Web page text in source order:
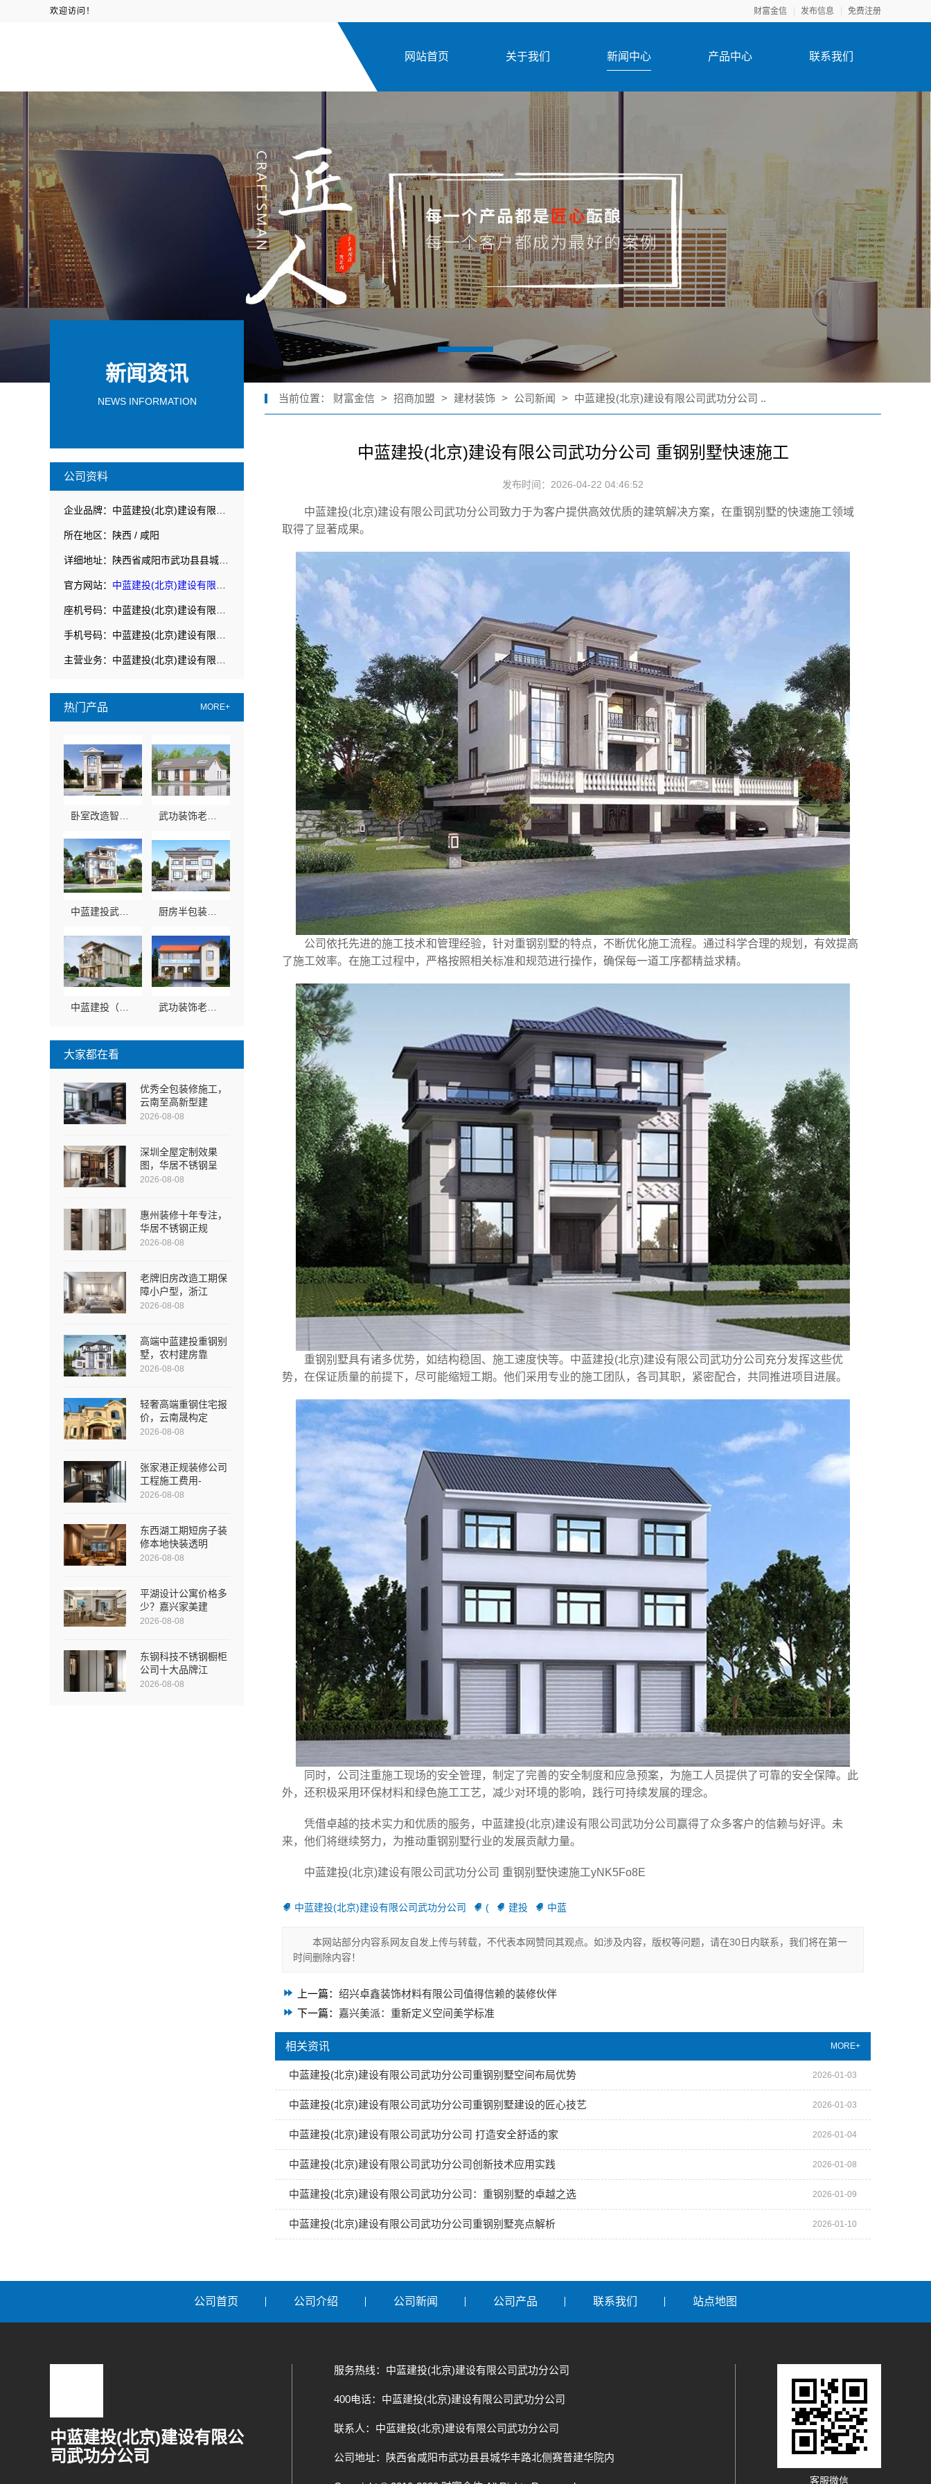
欢迎访问！ 财富金信 发布信息 免费注册
网站首页 关于我们 新闻中心 产品中心 联系我们
新闻资讯
NEWS INFORMATION
公司资料
所在地区：陕西 / 咸阳
官方网站： 中蓝建投(北京)建设有限公司武功分公司
热门产品 MORE+
大家都在看
优秀全包装修施工，
云南至高新型建
2026-08-08
深圳全屋定制效果
图，华居不锈钢呈
2026-08-08
惠州装修十年专注，
华居不锈钢正规
2026-08-08
老牌旧房改造工期保
障小户型，浙江
2026-08-08
高端中蓝建投重钢别
墅，农村建房靠
2026-08-08
轻奢高端重钢住宅报
价，云南晟构定
2026-08-08
张家港正规装修公司
工程施工费用-
2026-08-08
东西湖工期短房子装
修本地快装透明
2026-08-08
平湖设计公寓价格多
少？嘉兴家美建
2026-08-08
东钢科技不锈钢橱柜
公司十大品牌江
2026-08-08
当前位置： 财富金信 > 招商加盟 > 建材装饰 > 公司新闻 > 中蓝建投(北京)建设有限公司武功分公司 ..
中蓝建投(北京)建设有限公司武功分公司 重钢别墅快速施工
发布时间：2026-04-22 04:46:52
中蓝建投(北京)建设有限公司武功分公司致力于为客户提供高效优质的建筑解决方案，在重钢别墅的快速施工领域
取得了显著成果。
公司依托先进的施工技术和管理经验，针对重钢别墅的特点，不断优化施工流程。通过科学合理的规划，有效提高
了施工效率。在施工过程中，严格按照相关标准和规范进行操作，确保每一道工序都精益求精。
重钢别墅具有诸多优势，如结构稳固、施工速度快等。中蓝建投(北京)建设有限公司武功分公司充分发挥这些优
势，在保证质量的前提下，尽可能缩短工期。他们采用专业的施工团队，各司其职，紧密配合，共同推进项目进展。
同时，公司注重施工现场的安全管理，制定了完善的安全制度和应急预案，为施工人员提供了可靠的安全保障。此
外，还积极采用环保材料和绿色施工工艺，减少对环境的影响，践行可持续发展的理念。
凭借卓越的技术实力和优质的服务，中蓝建投(北京)建设有限公司武功分公司赢得了众多客户的信赖与好评。未
来，他们将继续努力，为推动重钢别墅行业的发展贡献力量。
中蓝建投(北京)建设有限公司武功分公司 重钢别墅快速施工yNK5Fo8E
中蓝建投(北京)建设有限公司武功分公司 ( 建投 中蓝
本网站部分内容系网友自发上传与转载，不代表本网赞同其观点。如涉及内容，版权等问题，请在30日内联系，我们将在第一
时间删除内容！
上一篇： 绍兴卓鑫装饰材料有限公司值得信赖的装修伙伴
下一篇： 嘉兴美派：重新定义空间美学标准
相关资讯 MORE+
中蓝建投(北京)建设有限公司武功分公司重钢别墅空间布局优势 2026-01-03
中蓝建投(北京)建设有限公司武功分公司重钢别墅建设的匠心技艺 2026-01-03
中蓝建投(北京)建设有限公司武功分公司 打造安全舒适的家 2026-01-04
中蓝建投(北京)建设有限公司武功分公司创新技术应用实践 2026-01-08
中蓝建投(北京)建设有限公司武功分公司：重钢别墅的卓越之选 2026-01-09
中蓝建投(北京)建设有限公司武功分公司重钢别墅亮点解析 2026-01-10
公司首页 公司介绍 公司新闻 公司产品 联系我们 站点地图
中蓝建投(北京)建设有限公
司武功分公司
服务热线：中蓝建投(北京)建设有限公司武功分公司
400电话：中蓝建投(北京)建设有限公司武功分公司
联系人：中蓝建投(北京)建设有限公司武功分公司
公司地址：陕西省咸阳市武功县县城华丰路北侧赛普建华院内
客服微信